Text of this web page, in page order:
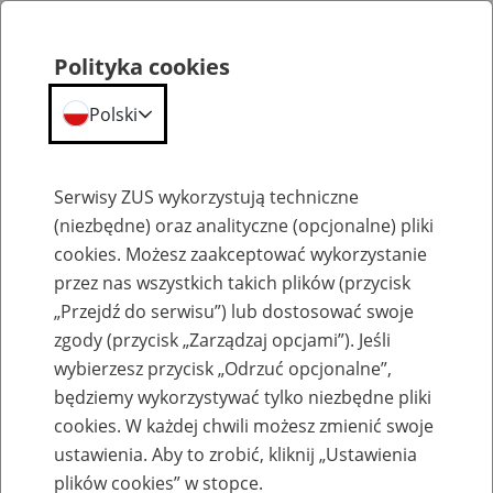
Szkolenia
Zaproś ZUS do siebie: Aktywni 50+
Polityka cookies
Polski
Serwisy ZUS wykorzystują techniczne
(niezbędne) oraz analityczne (opcjonalne) pliki
cookies. Możesz zaakceptować wykorzystanie
przez nas wszystkich takich plików (przycisk
„Przejdź do serwisu”) lub dostosować swoje
zgody (przycisk „Zarządzaj opcjami”). Jeśli
wybierzesz przycisk „Odrzuć opcjonalne”,
będziemy wykorzystywać tylko niezbędne pliki
cookies. W każdej chwili możesz zmienić swoje
ustawienia. Aby to zrobić, kliknij „Ustawienia
plików cookies” w stopce.